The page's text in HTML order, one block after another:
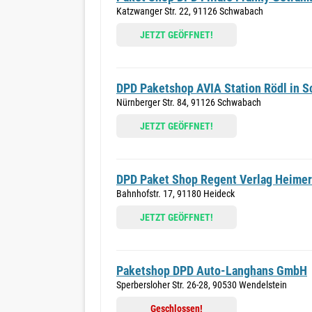
Katzwanger Str. 22, 91126 Schwabach
JETZT GEÖFFNET!
DPD Paketshop AVIA Station Rödl in
Nürnberger Str. 84, 91126 Schwabach
JETZT GEÖFFNET!
DPD Paket Shop Regent Verlag
Bahnhofstr. 17, 91180 Heideck
JETZT GEÖFFNET!
Paketshop DPD Auto-Langhans GmbH
Sperbersloher Str. 26-28, 90530 Wendelstein
Geschlossen!